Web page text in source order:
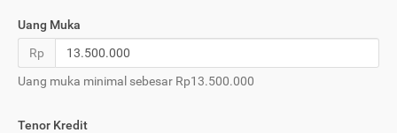
Uang Muka
Rp
Uang muka minimal sebesar Rp13.500.000
Tenor Kredit